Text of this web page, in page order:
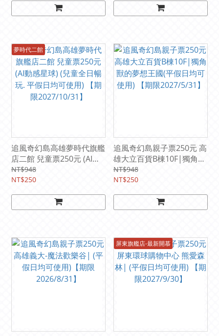
夢時代二館
追風奇幻島高雄夢時代旗艦
店二館 兒童票250元 (AI動
感星球) (兒童全日暢玩. 平
假日均可使用) 【期限
NT$948
NT$250
追風奇幻島親子票250元 高
雄大立百貨B棟10F|獨角獸
的夢想王國(平假日均可使
用) 【期限2027/5/31】
NT$948
NT$250
屏東旗艦店-最新開慕